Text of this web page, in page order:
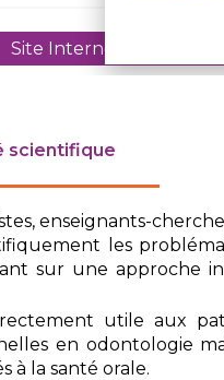
Site Internet de l'équipe
scientifique
enseignants-
les
sur une approche
utile aux
en odontologie
à la santé orale.